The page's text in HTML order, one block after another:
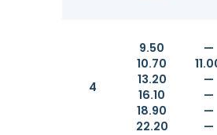
4
9.50
10.70
13.20
16.10
18.90
22.20
—
—
—
—
—